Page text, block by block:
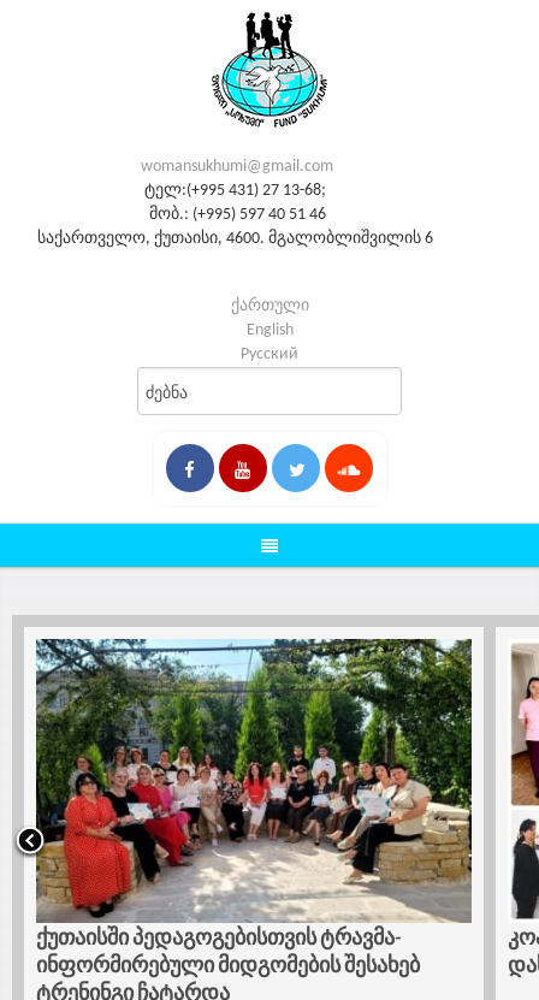
womansukhumi@gmail.com
ტელ:(+995 431) 27 13-68;
მობ.: (+995) 597 40 51 46
საქართველო, ქუთაისი, 4600. მგალობლიშვილის 6
ქართული
English
Русский
კოპიტნარში ჭრა-კერვის საბაზისო კურსი
დასრულდა